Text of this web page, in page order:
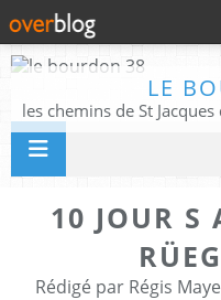
LE
10 JOUR S
Rédigé par Régis